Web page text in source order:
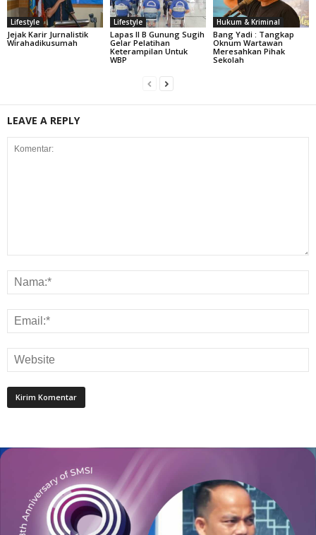
Lifestyle
Jejak Karir Jurnalistik
Wirahadikusumah
Lifestyle
Lapas II B Gunung Sugih
Gelar Pelatihan
Keterampilan Untuk
WBP
Hukum & Kriminal
Bang Yadi : Tangkap
Oknum Wartawan
Meresahkan Pihak
Sekolah
LEAVE A REPLY